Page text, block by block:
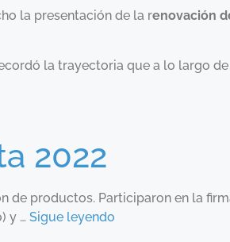
la presentación de la renovación
la trayectoria que a lo largo
2022
de productos. Participaron en la
y … Sigue leyendo